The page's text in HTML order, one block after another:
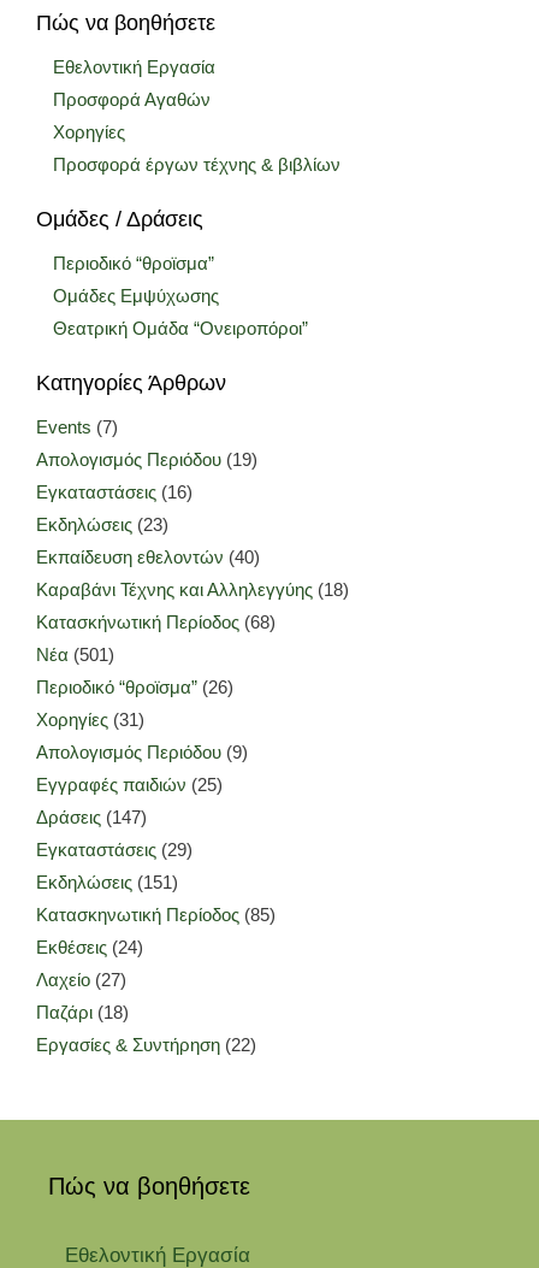
Πώς να βοηθήσετε
Εθελοντική Εργασία
Προσφορά Αγαθών
Χορηγίες
Προσφορά έργων τέχνης & βιβλίων
Ομάδες / Δράσεις
Περιοδικό “θροϊσμα”
Ομάδες Εμψύχωσης
Θεατρική Ομάδα “Ονειροπόροι”
Κατηγορίες Άρθρων
Events (7)
Απολογισμός Περιόδου (19)
Εγκαταστάσεις (16)
Εκδηλώσεις (23)
Εκπαίδευση εθελοντών (40)
Καραβάνι Τέχνης και Αλληλεγγύης (18)
Κατασκήνωτική Περίοδος (68)
Νέα (501)
Περιοδικό “θροϊσμα” (26)
Χορηγίες (31)
Απολογισμός Περιόδου (9)
Εγγραφές παιδιών (25)
Δράσεις (147)
Εγκαταστάσεις (29)
Εκδηλώσεις (151)
Κατασκηνωτική Περίοδος (85)
Εκθέσεις (24)
Λαχείο (27)
Παζάρι (18)
Εργασίες & Συντήρηση (22)
Πώς να βοηθήσετε
Εθελοντική Εργασία